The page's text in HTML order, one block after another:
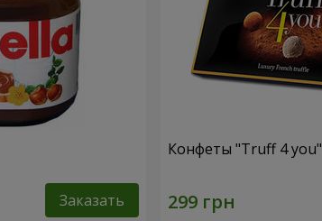
Заказать
Конфеты "Truff 4 you"